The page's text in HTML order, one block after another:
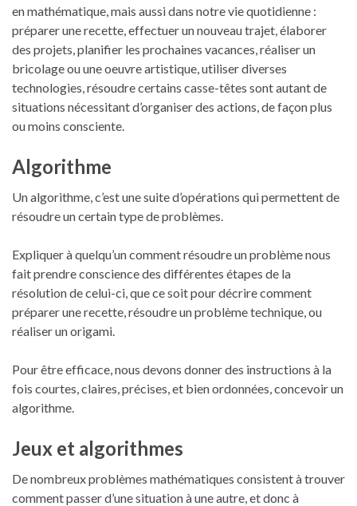
en mathématique, mais aussi dans notre vie quotidienne :
préparer une recette, effectuer un nouveau trajet, élaborer
des projets, planifier les prochaines vacances, réaliser un
bricolage ou une oeuvre artistique, utiliser diverses
technologies, résoudre certains casse-têtes sont autant de
situations nécessitant d’organiser des actions, de façon plus
ou moins consciente.
Algorithme
Un algorithme, c’est une suite d’opérations qui permettent de
résoudre un certain type de problèmes.
Expliquer à quelqu’un comment résoudre un problème nous
fait prendre conscience des différentes étapes de la
résolution de celui-ci, que ce soit pour décrire comment
préparer une recette, résoudre un problème technique, ou
réaliser un origami.
Pour être efficace, nous devons donner des instructions à la
fois courtes, claires, précises, et bien ordonnées, concevoir un
algorithme.
Jeux et algorithmes
De nombreux problèmes mathématiques consistent à trouver
comment passer d’une situation à une autre, et donc à